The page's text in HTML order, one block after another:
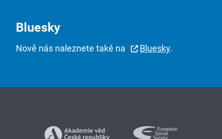
Bluesky
Nově nás naleznete také na Bluesky.